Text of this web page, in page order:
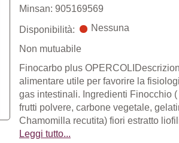
Minsan: 905169569
Disponibilità: Nessuna
Non mutuabile
Finocarbo plus
alimentare utile per favorire la
gas intestinali. Ingredienti Finocchio
frutti polvere, carbone vegetale,
Chamomilla recutita) fiori estratto
Leggi tutto...